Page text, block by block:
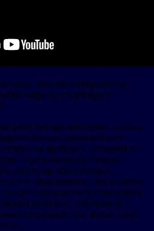
стран. Шестого февраля под
мира по сноуборду в
четыре комплекта наград:
слалом-гиганте
пройдут с оглядкой на
Принимающей стороне
работу по обеспечению
мероприятия. Что касается
здесь оргкомитету пригодится
комплекс «Металлург-
стартовый этап Кубка мира